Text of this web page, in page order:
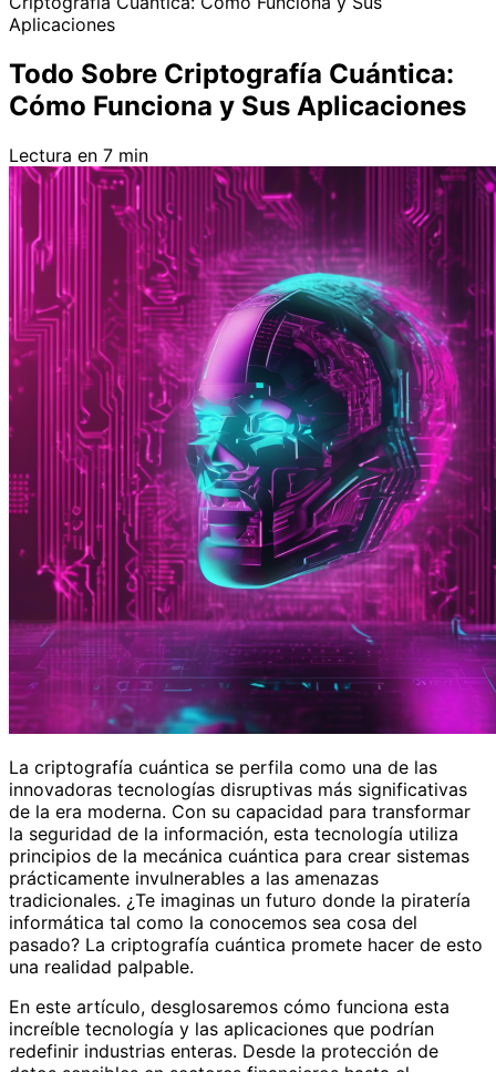
Aplicaciones
Todo Sobre Criptografía Cuántica:
Cómo Funciona y Sus Aplicaciones
Lectura en 7 min
La criptografía cuántica se perfila como una de las
innovadoras tecnologías disruptivas más significativas
de la era moderna. Con su capacidad para transformar
la seguridad de la información, esta tecnología utiliza
principios de la mecánica cuántica para crear sistemas
prácticamente invulnerables a las amenazas
tradicionales. ¿Te imaginas un futuro donde la piratería
informática tal como la conocemos sea cosa del
pasado? La criptografía cuántica promete hacer de esto
una realidad palpable.
En este artículo, desglosaremos cómo funciona esta
increíble tecnología y las aplicaciones que podrían
redefinir industrias enteras. Desde la protección de